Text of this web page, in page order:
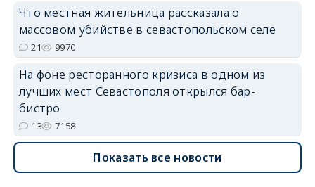
Что местная жительница рассказала о
массовом убийстве в севастопольском селе
21 9970
На фоне ресторанного кризиса в одном из
лучших мест Севастополя открылся бар-
бистро
13 7158
Показать все новости